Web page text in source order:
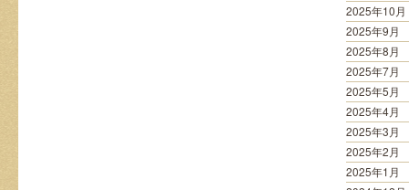
2025年10月
2025年9月
2025年8月
2025年7月
2025年5月
2025年4月
2025年3月
2025年2月
2025年1月